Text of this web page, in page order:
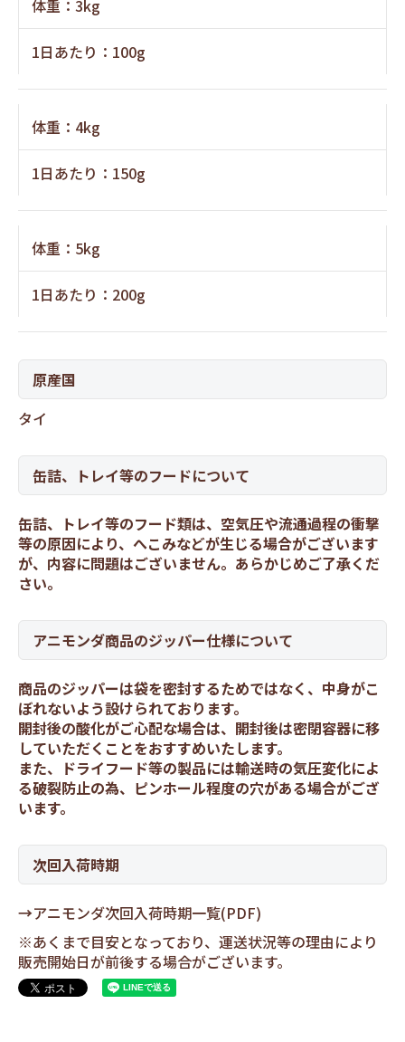
体重：3kg
1日あたり：100g
体重：4kg
1日あたり：150g
体重：5kg
1日あたり：200g
原産国
タイ
缶詰、トレイ等のフードについて
缶詰、トレイ等のフード類は、空気圧や流通過程の衝撃
等の原因により、へこみなどが生じる場合がございます
が、内容に問題はございません。あらかじめご了承くだ
さい。
アニモンダ商品のジッパー仕様について
商品のジッパーは袋を密封するためではなく、中身がこ
ぼれないよう設けられております。
開封後の酸化がご心配な場合は、開封後は密閉容器に移
していただくことをおすすめいたします。
また、ドライフード等の製品には輸送時の気圧変化によ
る破裂防止の為、ピンホール程度の穴がある場合がござ
います。
次回入荷時期
→アニモンダ次回入荷時期一覧(PDF)
※あくまで目安となっており、運送状況等の理由により
販売開始日が前後する場合がございます。